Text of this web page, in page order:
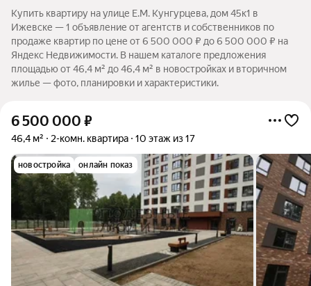
Купить квартиру на улице Е.М. Кунгурцева, дом 45к1 в
Ижевске — 1 объявление от агентств и собственников по
продаже квартир по цене от 6 500 000 ₽ до 6 500 000 ₽ на
Яндекс Недвижимости. В нашем каталоге предложения
площадью от 46,4 м² до 46,4 м² в новостройках и вторичном
жилье — фото, планировки и характеристики.
6 500 000 ₽
46,4 м² 2-комн. квартира 10 этаж из 17
новостройка онлайн показ